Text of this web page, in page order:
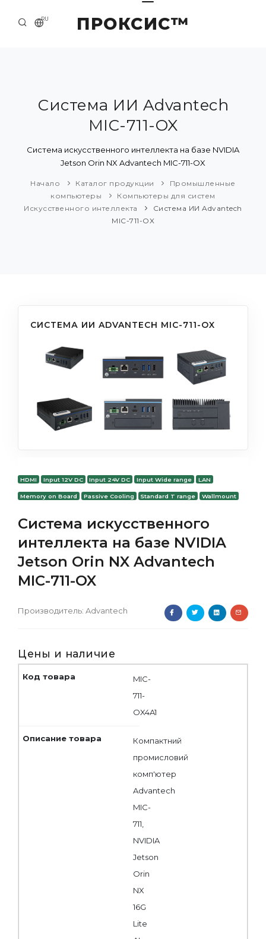
ПРОКСИС™
RU
О КОМПАНИИ
ПРИМЕРЫ И РЕШЕНИЯ
КАТАЛОГ ПРОДУКЦИИ
Система ИИ Advantech
MIC-711-OX
Система искусственного интеллекта на базе NVIDIA
Jetson Orin NX Advantech MIC-711-OX
Начало Каталог продукции
Промышленные
компьютеры
Компьютеры для систем
Искусственного интеллекта
Система ИИ Advantech
MIC-711-OX
СИСТЕМА ИИ ADVANTECH MIC-711-OX
HDMI Input 12V DC Input 24V DC Input Wide range LAN
Memory on Board Passive Cooling Standard T range Wallmount
Система искусственного
интеллекта на базе NVIDIA
Jetson Orin NX Advantech
MIC-711-OX
Производитель: Advantech
Цены и наличие
MIC-
711-
OX4A1
Компактний
промисловий
комп'ютер
Advantech
MIC-
711,
NVIDIA
Jetson
Orin
NX
16G
Lite